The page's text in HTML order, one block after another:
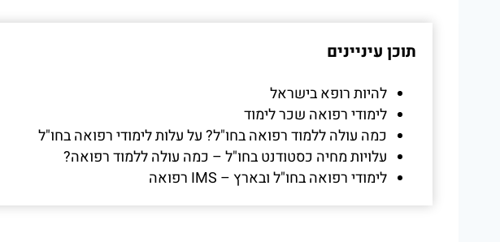
תוכן עיניינים
להיות רופא בישראל
לימודי רפואה שכר לימוד
כמה עולה ללמוד רפואה בחו"ל? על עלות לימודי רפואה בחו"ל
עלויות מחיה כסטודנט בחו"ל – כמה עולה ללמוד רפואה?
לימודי רפואה בחו"ל ובארץ – IMS רפואה